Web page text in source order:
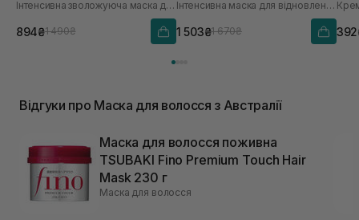
Інтенсивна зволожуюча маска для волосся
894₴1 490₴
мл
Інтенсивна маска для відновлення
1 503₴1 670₴
Відгуки про Маска для волосся з Австралії
Маска для волосся поживна
TSUBAKI Fino Premium Touch Hair
Mask 230 г
Маска для волосся